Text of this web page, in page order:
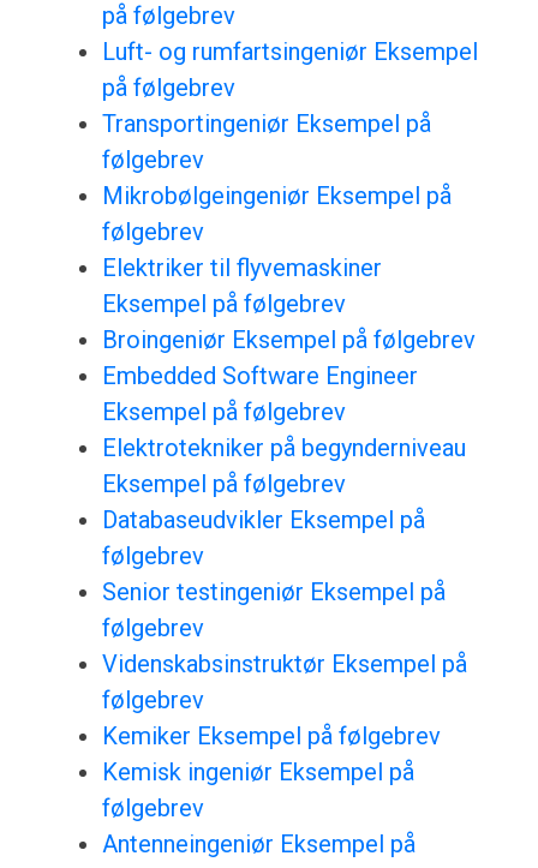
på følgebrev
Luft- og rumfartsingeniør Eksempel
på følgebrev
Transportingeniør Eksempel på
følgebrev
Mikrobølgeingeniør Eksempel på
følgebrev
Elektriker til flyvemaskiner
Eksempel på følgebrev
Broingeniør Eksempel på følgebrev
Embedded Software Engineer
Eksempel på følgebrev
Elektrotekniker på begynderniveau
Eksempel på følgebrev
Databaseudvikler Eksempel på
følgebrev
Senior testingeniør Eksempel på
følgebrev
Videnskabsinstruktør Eksempel på
følgebrev
Kemiker Eksempel på følgebrev
Kemisk ingeniør Eksempel på
følgebrev
Antenneingeniør Eksempel på